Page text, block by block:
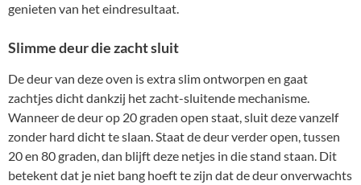
genieten van het eindresultaat.
Slimme deur die zacht sluit
De deur van deze oven is extra slim ontworpen en gaat
zachtjes dicht dankzij het zacht-sluitende mechanisme.
Wanneer de deur op 20 graden open staat, sluit deze vanzelf
zonder hard dicht te slaan. Staat de deur verder open, tussen
20 en 80 graden, dan blijft deze netjes in die stand staan. Dit
betekent dat je niet bang hoeft te zijn dat de deur onverwachts